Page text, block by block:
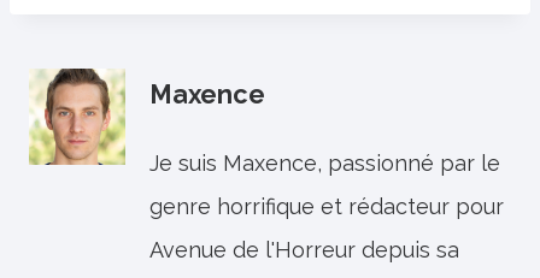
Maxence
Je suis Maxence, passionné par le
genre horrifique et rédacteur pour
Avenue de l'Horreur depuis sa